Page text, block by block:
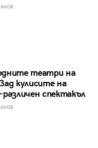
театри на
кулисите на
спектакъл